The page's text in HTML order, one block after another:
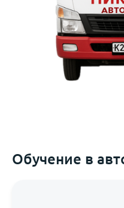
Обучение в